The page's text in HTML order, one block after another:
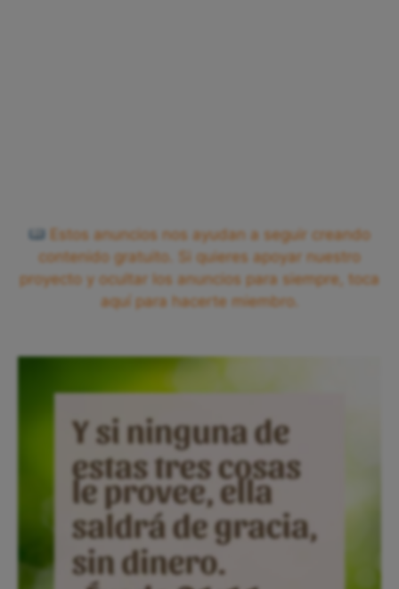
Estos anuncios nos ayudan a seguir creando
contenido gratuito. Si quieres apoyar nuestro
proyecto y ocultar los anuncios para siempre, toca
aquí para hacerte miembro.